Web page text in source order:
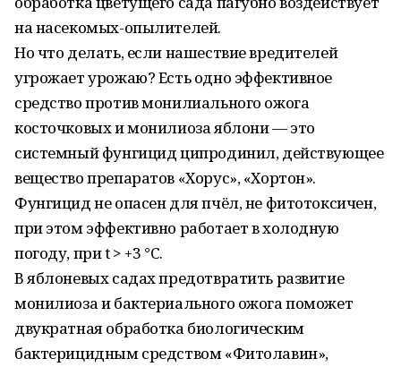
на насекомых-опылителей.
Но что делать, если нашествие вредителей
угрожает урожаю? Есть одно эффективное
средство против монилиального ожога
косточковых и монилиоза яблони — это
системный фунгицид ципродинил, действующее
вещество препаратов «Хорус», «Хортон».
Фунгицид не опасен для пчёл, не фитотоксичен,
при этом эффективно работает в холодную
погоду, при t > +3 °C.
В яблоневых садах предотвратить развитие
монилиоза и бактериального ожога поможет
двукратная обработка биологическим
бактерицидным средством «Фитолавин»,